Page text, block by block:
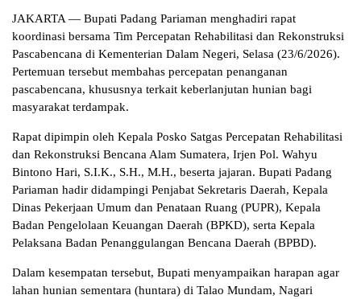
JAKARTA — Bupati Padang Pariaman menghadiri rapat
koordinasi bersama Tim Percepatan Rehabilitasi dan Rekonstruksi
Pascabencana di Kementerian Dalam Negeri, Selasa (23/6/2026).
Pertemuan tersebut membahas percepatan penanganan
pascabencana, khususnya terkait keberlanjutan hunian bagi
masyarakat terdampak.
Rapat dipimpin oleh Kepala Posko Satgas Percepatan Rehabilitasi
dan Rekonstruksi Bencana Alam Sumatera, Irjen Pol. Wahyu
Bintono Hari, S.I.K., S.H., M.H., beserta jajaran. Bupati Padang
Pariaman hadir didampingi Penjabat Sekretaris Daerah, Kepala
Dinas Pekerjaan Umum dan Penataan Ruang (PUPR), Kepala
Badan Pengelolaan Keuangan Daerah (BPKD), serta Kepala
Pelaksana Badan Penanggulangan Bencana Daerah (BPBD).
Dalam kesempatan tersebut, Bupati menyampaikan harapan agar
lahan hunian sementara (huntara) di Talao Mundam, Nagari